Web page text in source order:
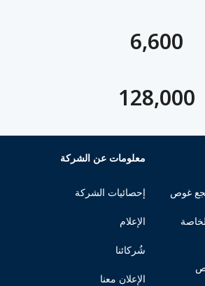
6,600
128,000
غوص
معلومات عن الشركة
إحصائيات الشركة
الإعلام
شُركائنا
الإعلان معنا